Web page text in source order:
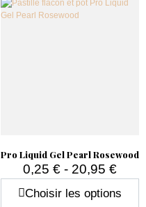
Pro Liquid Gel Pearl Rosewood
0,25 € - 20,95 €
Choisir les options